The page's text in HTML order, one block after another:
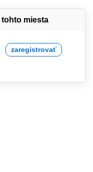
tohto miesta
zaregistrovať